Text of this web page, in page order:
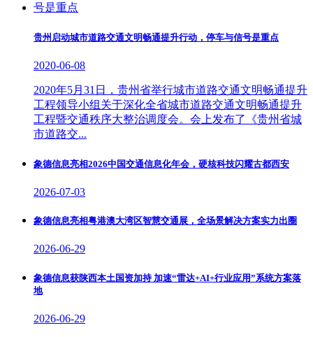
贵州启动城市道路交通文明畅通提升行动，停车与信号是重点
2020-06-08
2020年5月31日，贵州省举行城市道路交通文明畅通提升
工程领导小组关于深化全省城市道路交通文明畅通提升
工程暨交通秩序大整治调度会。会上发布了《贵州省城
市道路交...
象德信息亮相2026中国交通信息化年会，硬核科技闪耀古都西安
2026-07-03
象德信息亮相粤港澳大湾区智慧交通展，全场景解决方案实力出圈
2026-06-29
象德信息获陕西本土国资加持 加速“雷达+AI+行业应用”系统方案落
地
2026-06-29